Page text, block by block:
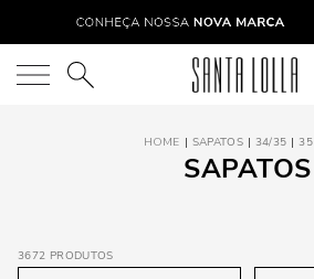
O que você está procurando?
SAPATOS 34/35 35
SAPATOS
3672 PRODUTOS